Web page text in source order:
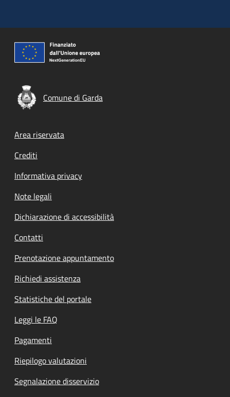
Comune di Garda
Footer menu
Area riservata
Crediti
Informativa privacy
Note legali
Dichiarazione di accessibilità
Contatti
Prenotazione appuntamento
Richiedi assistenza
Statistiche del portale
Leggi le FAQ
Pagamenti
Riepilogo valutazioni
Segnalazione disservizio